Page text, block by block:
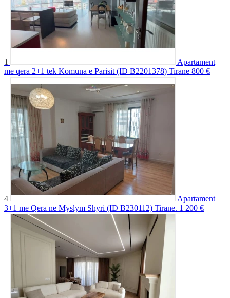
1
Apartament
me qera 2+1 tek Komuna e Parisit (ID B2201378) Tirane 800 €
4
Apartament
3+1 me Qera ne Myslym Shyri (ID B230112) Tirane. 1 200 €